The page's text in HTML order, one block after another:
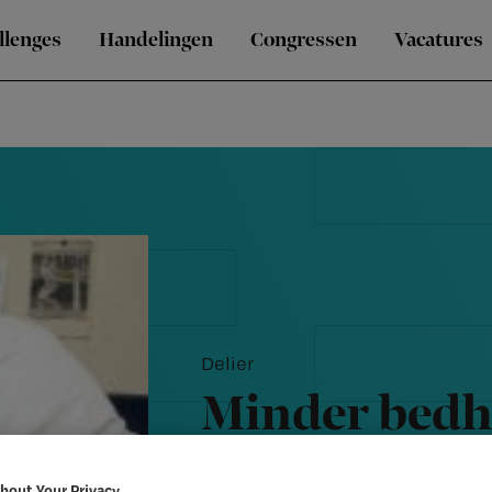
Handelingen Congressen Vacatures
Delier
Minder